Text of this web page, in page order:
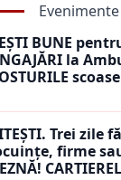
Evenimente
BUNE
la
Trei zile
firme